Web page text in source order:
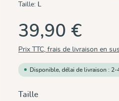
Taille: L
39,90 €
Prix TTC, frais de livraison en sus
Disponible, délai de livraison : 2-
Sélectionnez
Taille